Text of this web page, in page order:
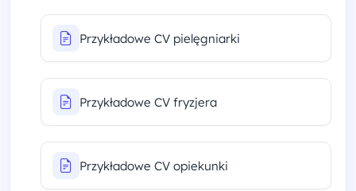
Przykładowe CV pielęgniarki
Przykładowe CV fryzjera
Przykładowe CV opiekunki